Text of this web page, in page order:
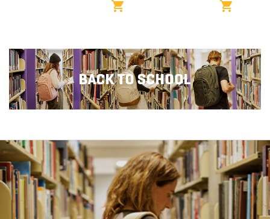
shopping_cart shopping_cart